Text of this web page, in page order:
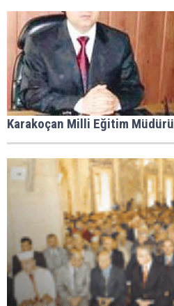
Karakoçan Milli Eğitim